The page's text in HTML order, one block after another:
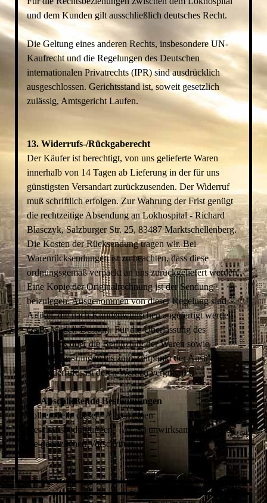
und dem Kunden gilt ausschließlich deutsches Recht.
Die Geltung eines anderen Rechts, insbesondere UN-
Kaufrecht und die Regelungen des Deutschen
internationalen Privatrechts (IPR) sind ausdrücklich
ausgeschlossen. Gerichtsstand ist, soweit gesetzlich
zulässig, Amtsgericht Laufen.
13. Widerrufs-/Rückgaberecht
Der Käufer ist berechtigt, von uns gelieferte Waren
innerhalb von 14 Tagen ab Lieferung in der für uns
günstigsten Versandart zurückzusenden. Der Widerruf
muß schriftlich erfolgen. Zur Wahrung der Frist genügt
die rechtzeitige Absendung an Lokhospital - Richard
Blasczyk, Salzburger Str. 25, 83487 Marktschellenberg.
Die Kosten der Rücksendung tragen wir. Bei
Warenrücksendungen ist zu beachten, dass diese
ordnungsgemäß verpackt an uns zurückgeliefert werden.
Eine Kopie der Originalrechnung ist der Sendung
beizulegen. Ausgenommen von dieser Regelung sind
Artikel, die nach Kundenwünschen angefertigt werden
(z. B. Modell-Design). Für die Überlassung des
Gebrauchs oder die Benutzung der Waren sowie
sonstige Leistungen bis zum Zeitpunkt der Ausübung
des Widerrufes ist deren Wert zu vergüten.
14. Abschließende Bestimmungen
Sollten Teile dieser "Allgemeinen
Geschäftsbedingungen" (AGB) unwirksam sein, gelten
die gesetzlichen Vorschriften.